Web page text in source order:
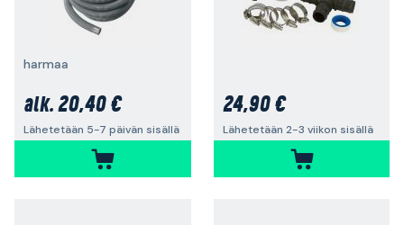
harmaa
alk. 20,40 €
Lähetetään 5-7 päivän sisällä
24,90 €
Lähetetään 2-3 viikon sisällä